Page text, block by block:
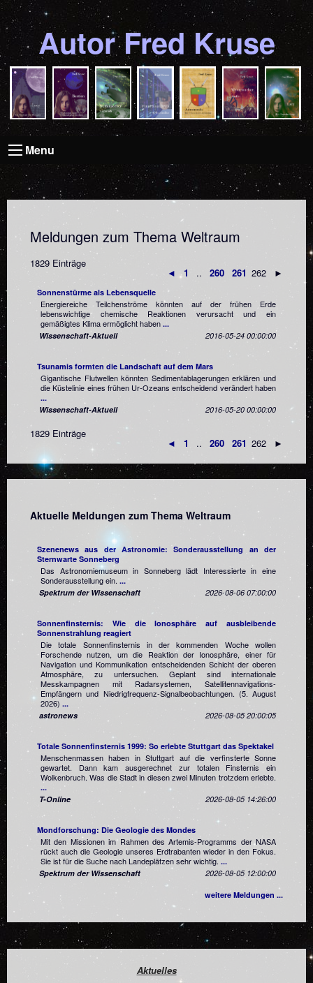
Autor Fred Kruse
Menu
Meldungen zum Thema Weltraum
1829 Einträge
◄ 1 .. 260 261 262 ►
Sonnenstürme als Lebensquelle
Energiereiche Teilchenströme könnten auf der frühen Erde
lebenswichtige chemische Reaktionen verursacht und ein
gemäßigtes Klima ermöglicht haben ...
Wissenschaft-Aktuell
2016-05-24 00:00:00
Tsunamis formten die Landschaft auf dem Mars
Gigantische Flutwellen könnten Sedimentablagerungen erklären und
die Küstelinie eines frühen Ur-Ozeans entscheidend verändert haben
...
Wissenschaft-Aktuell
2016-05-20 00:00:00
1829 Einträge
◄ 1 .. 260 261 262 ►
Aktuelle Meldungen zum Thema Weltraum
Szenenews aus der Astronomie: Sonderausstellung an der
Sternwarte Sonneberg
Das Astronomiemuseum in Sonneberg lädt Interessierte in eine
Sonderausstellung ein. ...
Spektrum der Wissenschaft
2026-08-06 07:00:00
Sonnenfinsternis: Wie die Ionosphäre auf ausbleibende
Sonnenstrahlung reagiert
Die totale Sonnenfinsternis in der kommenden Woche wollen
Forschende nutzen, um die Reaktion der Ionosphäre, einer für
Navigation und Kommunikation entscheidenden Schicht der oberen
Atmosphäre, zu untersuchen. Geplant sind internationale
Messkampagnen mit Radarsystemen, Satellitennavigations-
Empfängern und Niedrigfrequenz-Signalbeobachtungen. (5. August
2026) ...
astronews
2026-08-05 20:00:05
Totale Sonnenfinsternis 1999: So erlebte Stuttgart das Spektakel
Menschenmassen haben in Stuttgart auf die verfinsterte Sonne
gewartet. Dann kam ausgerechnet zur totalen Finsternis ein
Wolkenbruch. Was die Stadt in diesen zwei Minuten trotzdem erlebte.
...
T-Online
2026-08-05 14:26:00
Mondforschung: Die Geologie des Mondes
Mit den Missionen im Rahmen des Artemis-Programms der NASA
rückt auch die Geologie unseres Erdtrabanten wieder in den Fokus.
Sie ist für die Suche nach Landeplätzen sehr wichtig. ...
Spektrum der Wissenschaft
2026-08-05 12:00:00
weitere Meldungen ...
Aktuelles